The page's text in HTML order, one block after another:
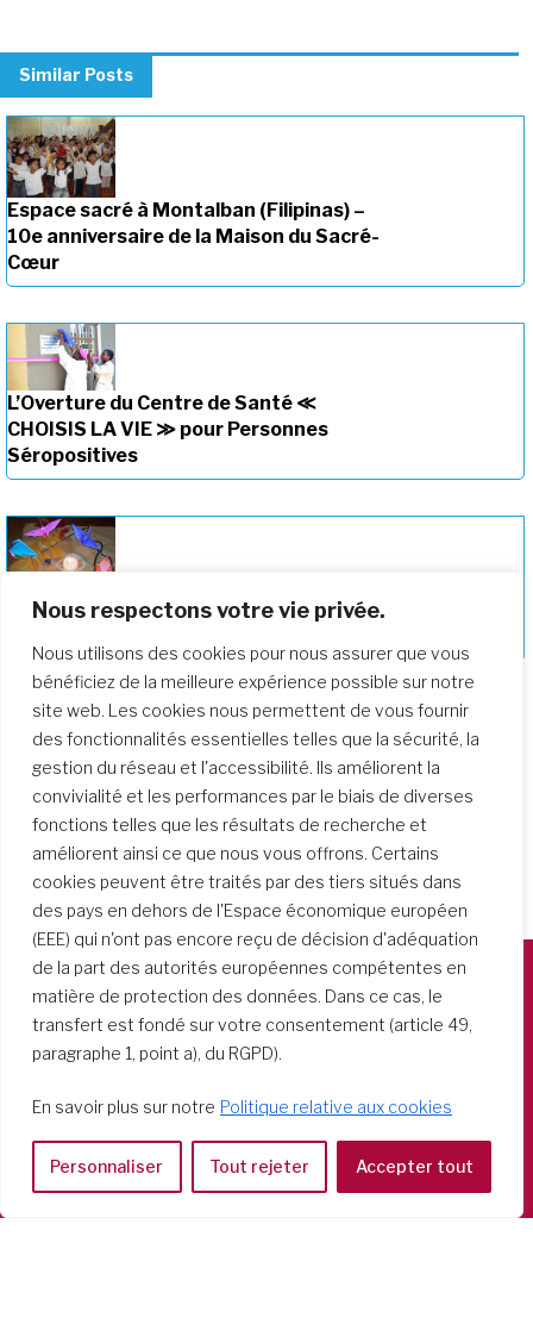
Nous respectons votre vie privée.
Nous utilisons des cookies pour nous assurer que vous
bénéficiez de la meilleure expérience possible sur notre
site web. Les cookies nous permettent de vous fournir
des fonctionnalités essentielles telles que la sécurité, la
gestion du réseau et l'accessibilité. Ils améliorent la
convivialité et les performances par le biais de diverses
fonctions telles que les résultats de recherche et
améliorent ainsi ce que nous vous offrons. Certains
cookies peuvent être traités par des tiers situés dans
des pays en dehors de l'Espace économique européen
(EEE) qui n'ont pas encore reçu de décision d'adéquation
de la part des autorités européennes compétentes en
matière de protection des données. Dans ce cas, le
transfert est fondé sur votre consentement (article 49,
paragraphe 1, point a), du RGPD).
En savoir plus sur notre Politique relative aux cookies
Personnaliser Tout rejeter Accepter tout
Similar Posts
Espace sacré à Montalban (Filipinas) –
10e anniversaire de la Maison du Sacré-
Cœur
L’Overture du Centre de Santé ≪
CHOISIS LA VIE ≫ pour Personnes
Séropositives
Corée: Avec des enfants pauvres… et
Casa Generalizia
Tel: 06 58 23 03 32 or 06 58 20 31 17